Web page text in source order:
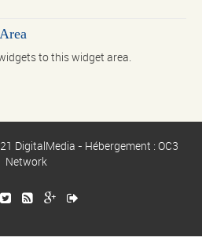
to this widget area.
DigitalMedia - Hébergement : OC3
Network